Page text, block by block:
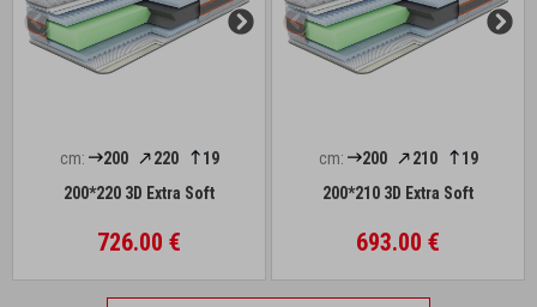
cm: 200 220
19
200*220 3D Extra Soft
726.00 €
cm: 200 210
19
200*210 3D Extra Soft
693.00 €